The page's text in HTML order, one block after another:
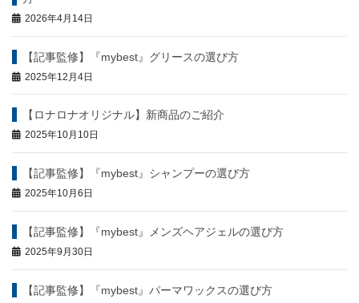
ョ
ン
2026年4月14日
【記事監修】『mybest』グリースの選び方
2025年12月4日
【ロナロナオリジナル】新商品のご紹介
2025年10月10日
【記事監修】『mybest』シャンプーの選び方
2025年10月6日
【記事監修】『mybest』メンズヘアジェルの選び方
2025年9月30日
【記事監修】『mybest』パーマワックスの選び方